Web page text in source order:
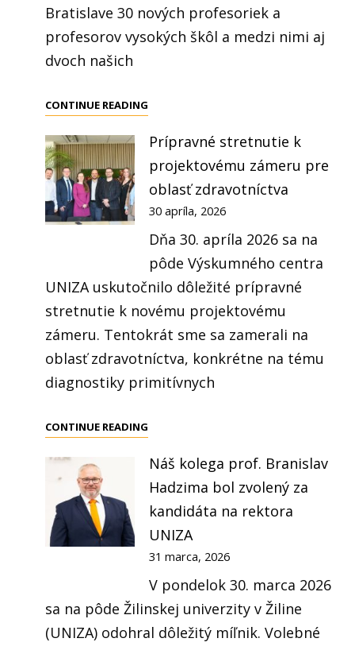
Bratislave 30 nových profesoriek a
profesorov vysokých škôl a medzi nimi aj
dvoch našich
CONTINUE READING
UNIZA
MÁ
DVOCH
NOVÝCH
Prípravné stretnutie k
projektovému zámeru pre
oblasť zdravotníctva
30 apríla, 2026
Dňa 30. apríla 2026 sa na
pôde Výskumného centra
UNIZA uskutočnilo dôležité prípravné
stretnutie k novému projektovému
zámeru. Tentokrát sme sa zamerali na
oblasť zdravotníctva, konkrétne na tému
diagnostiky primitívnych
CONTINUE READING
K
PROJEKTOVÉMU
ZÁMERU
PRE
OBLASŤ
Náš kolega prof. Branislav
Hadzima bol zvolený za
kandidáta na rektora
UNIZA
31 marca, 2026
V pondelok 30. marca 2026
sa na pôde Žilinskej univerzity v Žiline
(UNIZA) odohral dôležitý míľnik. Volebné